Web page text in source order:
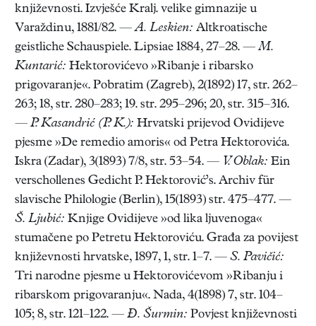
književnosti. Izvješće Kralj. velike gimnazije u
Varaždinu, 1881/82. —A. Leskien: Altkroatische
geistliche Schauspiele. Lipsiae 1884, 27–28. —M.
Kuntarić: Hektorovićevo »Ribanje i ribarsko
prigovaranje«. Pobratim (Zagreb), 2(1892) 17, str. 262–
263; 18, str. 280–283; 19. str. 295–296; 20, str. 315–316.
— P. Kasandrić (P. K.): Hrvatski prijevod Ovidijeve
pjesme »De remedio amoris« od Petra Hektorovića.
Iskra (Zadar), 3(1893) 7/8, str. 53–54. — V. Oblak: Ein
verschollenes Gedicht P. Hektorović’s. Archiv für
slavische Philologie (Berlin), 15(1893) str. 475–477. —
Š. Ljubić: Knjige Ovidijeve »od lika ljuvenoga«
stumačene po Petretu Hektoroviću. Građa za povijest
književnosti hrvatske, 1897, 1, str. 1–7. — S. Pavičić:
Tri narodne pjesme u Hektorovićevom »Ribanju i
ribarskom prigovaranju«. Nada, 4(1898) 7, str. 104–
105; 8, str. 121–122. — Đ. Šurmin: Povjest književnosti